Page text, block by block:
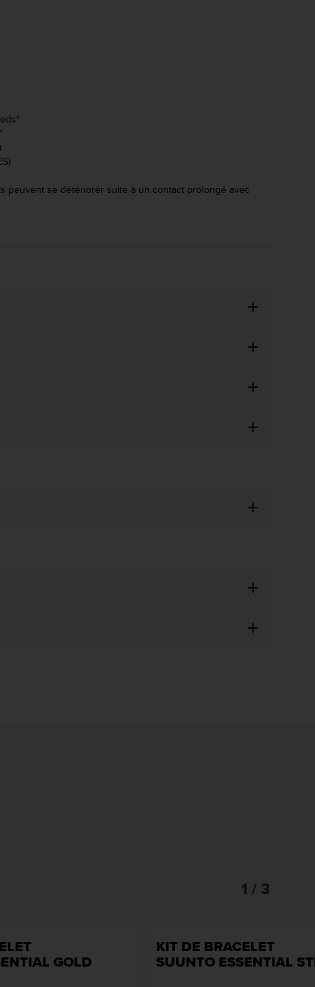
peuvent se détériorer suite à un contact prolongé avec
1 / 3
GOLD
KIT DE BRACELET
SUUNTO ESSENTIAL